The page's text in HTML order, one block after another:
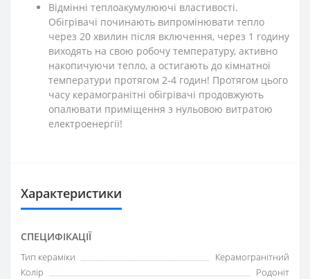
Відмінні теплоакумулюючі властивості.
Обігрівачі починають випромінювати тепло
через 20 хвилин після включення, через 1 годину
виходять на свою робочу температуру, активно
накопичуючи тепло, а остигають до кімнатної
температури протягом 2-4 годин! Протягом цього
часу керамогранітні обігрівачі продовжують
опалювати приміщення з нульовою витратою
електроенергії!
Характеристики
СПЕЦИФІКАЦІЇ
Тип кераміки
Керамогранітний
Колір
Родоніт